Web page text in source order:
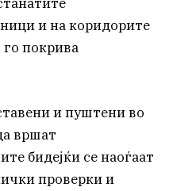
и на коридорите
го покрива
и пуштени во
вршат
бидејќи се наоѓаат
проверки и